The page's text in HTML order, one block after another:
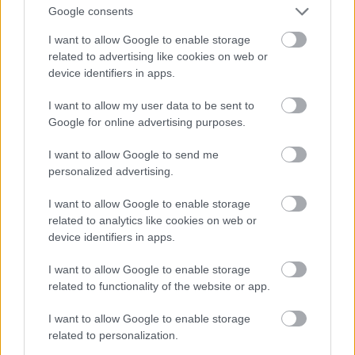
Google consents
I want to allow Google to enable storage
related to advertising like cookies on web or
device identifiers in apps.
I want to allow my user data to be sent to
Google for online advertising purposes.
I want to allow Google to send me
personalized advertising.
I want to allow Google to enable storage
related to analytics like cookies on web or
device identifiers in apps.
I want to allow Google to enable storage
related to functionality of the website or app.
I want to allow Google to enable storage
related to personalization.
Art-Export– vagy olvasóink körében talán
ismertebb nevén a Hobbyművész.hu –
kiállítóterében számos új anyagot próbálhattak ki
kicsik és nagyok egyaránt. Közülük az egyik
legérdekesebb, de mindenképpen a legújabb a
nevű, tégelyes kiszerelésű porpasztell,
amivel jelentősen másképp dolgozhatunk, mint a
hagyományos, jellemzően préselt krétaként kapható
változatokkal.